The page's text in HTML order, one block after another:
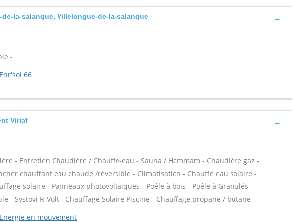
la-salanque, Villelongue-de-la-salanque
-
Enr'sol 66
Viriat
- Entretien Chaudière / Chauffe-eau - Sauna / Hammam - Chaudière gaz -
chauffant eau chaude /réversible - Climatisation - Chauffe eau solaire -
solaire - Panneaux photovoltaïques - Poêle à bois - Poêle à Granulés -
- Systovi R-Volt - Chauffage Solaire Piscine - Chauffage propane / butane -
Energie en mouvement